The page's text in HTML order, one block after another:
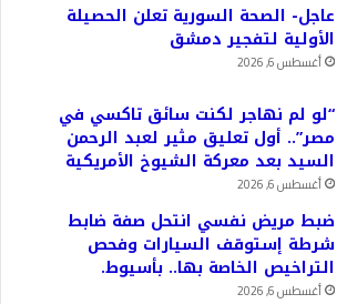
عاجل- الصحة السورية تعلن الحصيلة
الأولية لتفجير دمشق
أغسطس 6, 2026
“لو لم نهاجر لكنت سائق تاكسي في
مصر”.. أول تعليق مثير لعبد الرحمن
السيد بعد معركة الشيوخ الأمريكية
أغسطس 6, 2026
ضبط مريض نفسي انتحل صفة ضابط
شرطة إستوقف السيارات وفحص
التراخيص الخاصة بها.. بأسيوط.
أغسطس 6, 2026